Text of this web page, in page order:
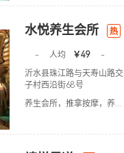
水悦养生会所 热
- 人均 ￥49
-
沂水县珠江路与天寿山路
子村西沿街68号
养生会所，推拿按摩，养...